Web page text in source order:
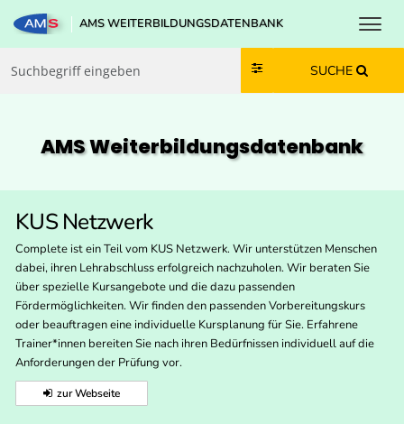
Zum Inhalt springen
Zum Navmenü springen
Zur Suche springen
Zur Footer springen
AMS WEITERBILDUNGSDATENBANK
SUCHE
AMS Weiterbildungs­datenbank
KUS Netzwerk
Complete ist ein Teil vom KUS Netzwerk. Wir unterstützen Menschen
dabei, ihren Lehrabschluss erfolgreich nachzuholen. Wir beraten Sie
über spezielle Kursangebote und die dazu passenden
Fördermöglichkeiten. Wir finden den passenden Vorbereitungskurs
oder beauftragen eine individuelle Kursplanung für Sie. Erfahrene
Trainer*innen bereiten Sie nach ihren Bedürfnissen individuell auf die
Anforderungen der Prüfung vor.
zur Webseite